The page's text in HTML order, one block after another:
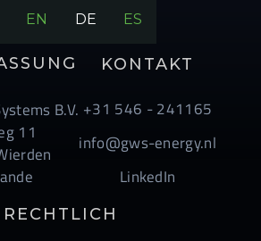
EN DE ES
B.V.
11
KONTAKT
+31 546 - 241165
info@gws-energy.nl
LinkedIn
RECHTLICH